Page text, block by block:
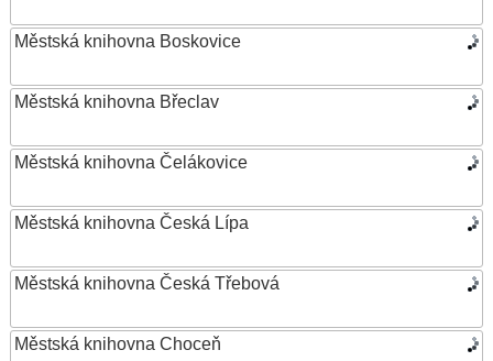
Městská knihovna Boskovice
Městská knihovna Břeclav
Městská knihovna Čelákovice
Městská knihovna Česká Lípa
Městská knihovna Česká Třebová
Městská knihovna Choceň